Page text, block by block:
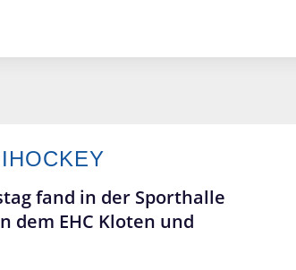
fand in der Sporthalle
dem EHC Kloten und